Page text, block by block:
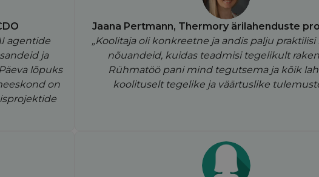
agentide
ja
lõpuks
on
Jaana Pertmann, Thermory ärilahenduste
„Koolitaja oli konkreetne ja andis palju praktilisi
nõuandeid, kuidas teadmisi tegelikult
Rühmatöö pani mind tegutsema ja kõik
koolituselt tegelike ja väärtuslike